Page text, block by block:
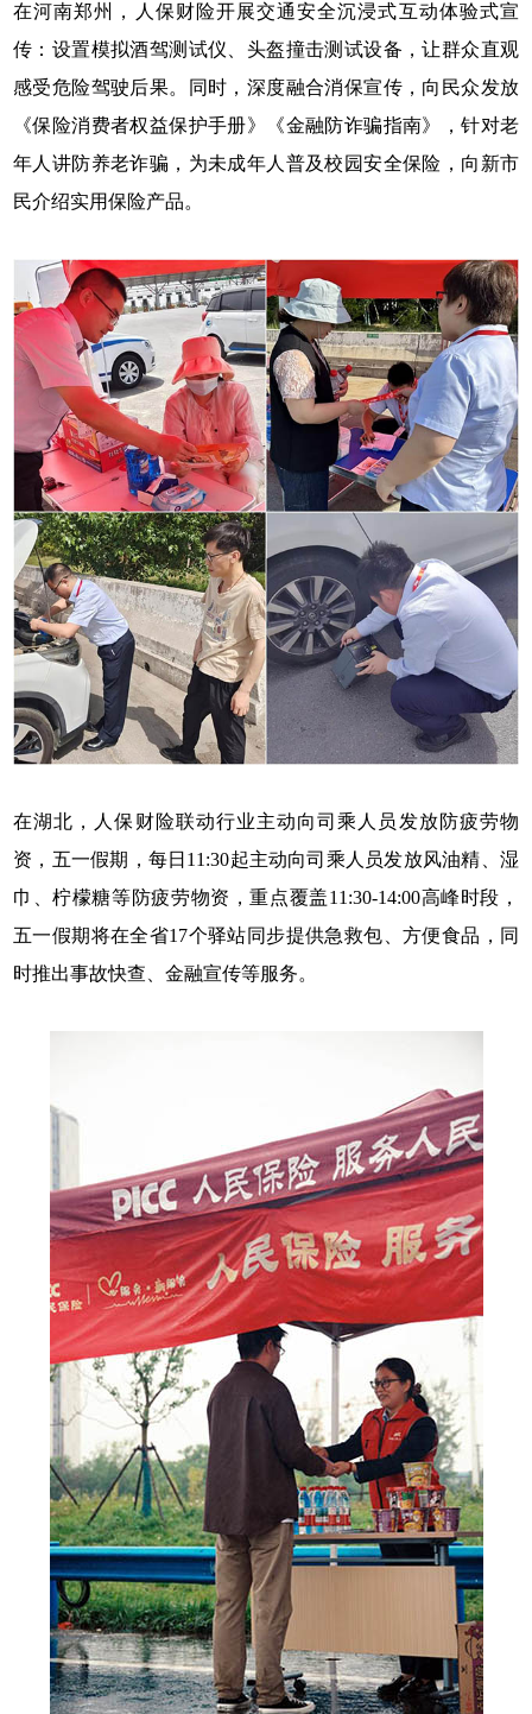
在河南郑州，人保财险开展交通安全沉浸式互动体验式宣
传：设置模拟酒驾测试仪、头盔撞击测试设备，让群众直观
感受危险驾驶后果。同时，深度融合消保宣传，向民众发放
《保险消费者权益保护手册》《金融防诈骗指南》，针对老
年人讲防养老诈骗，为未成年人普及校园安全保险，向新市
民介绍实用保险产品。
在湖北，人保财险联动行业主动向司乘人员发放防疲劳物
资，五一假期，每日11:30起主动向司乘人员发放风油精、湿
巾、柠檬糖等防疲劳物资，重点覆盖11:30-14:00高峰时段，
五一假期将在全省17个驿站同步提供急救包、方便食品，同
时推出事故快查、金融宣传等服务。